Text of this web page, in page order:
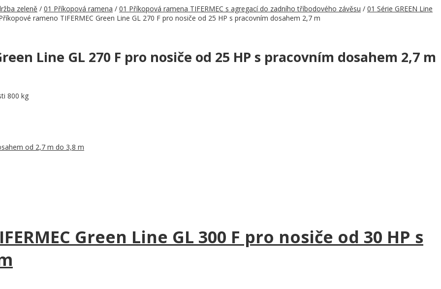
zeleně / 01 Příkopová ramena / 01 Příkopová ramena TIFERMEC s agregací do zadního tříbodového závěsu / 01 Série GREEN Line
rameno TIFERMEC Green Line GL 270 F pro nosiče od 25 HP s pracovním dosahem 2,7 m
Line GL 270 F pro nosiče od 25 HP s pracovním dosahem 2,7 m
800 kg
od 2,7 m do 3,8 m
Green Line GL 300 F pro nosiče od 30 HP s